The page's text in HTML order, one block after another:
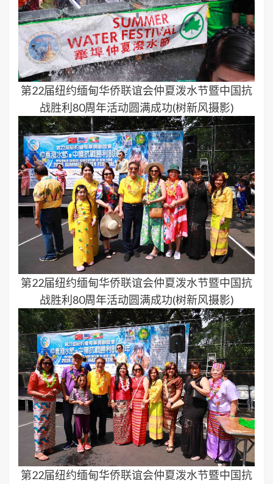
第22届纽约缅甸华侨联谊会仲夏泼水节暨中国抗
战胜利80周年活动圆满成功(树新风摄影)
第22届纽约缅甸华侨联谊会仲夏泼水节暨中国抗
战胜利80周年活动圆满成功(树新风摄影)
第22届纽约缅甸华侨联谊会仲夏泼水节暨中国抗